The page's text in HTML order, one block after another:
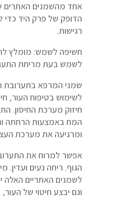
אחד מהשמנים האתרים
הדופק של פרק היד כדי
רגישות.
חשיפה לשמש: מומלץ
לשמש בעת מריחת
שמני המרפא בתערובת
לשימוש בטיפוח העור,
חיזוק מערכת החיסון.
המח באמצעות הרחתה
ומרגיעה את מערכת
אפשר למרוח את
הגוף. ריחה נעים ועדין.
לשמנים האתריים האלה
וגם יבצע חיטוי של